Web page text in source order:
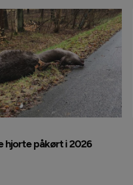
hjorte påkørt i 2026